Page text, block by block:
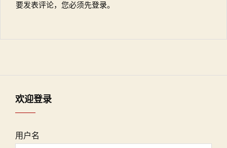
要发表评论，您必须先登录。
欢迎登录
用户名